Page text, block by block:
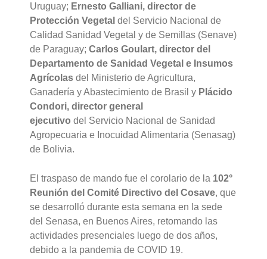
Uruguay; Ernesto Galliani, director de
Protección Vegetal del Servicio Nacional de
Calidad Sanidad Vegetal y de Semillas (Senave)
de Paraguay;Carlos Goulart, director del
Departamento de Sanidad Vegetal e Insumos
Agrícolas del Ministerio de Agricultura,
Ganadería y Abastecimiento de Brasil y Plácido
Condori, director general
ejecutivo del Servicio Nacional de Sanidad
Agropecuaria e Inocuidad Alimentaria (Senasag)
de Bolivia.
El traspaso de mando fue el corolario de la 102°
Reunión del Comité Directivo del Cosave, que
se desarrolló durante esta semana en la sede
del Senasa, en Buenos Aires, retomando las
actividades presenciales luego de dos años,
debido a la pandemia de COVID 19.